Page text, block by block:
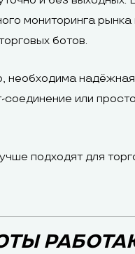
мониторинга
ботов.
необходима
или
подходят для